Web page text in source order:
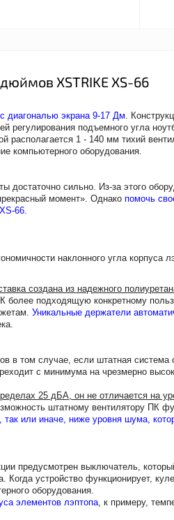
XSTRIKE XS-66
диагональю экрана 9-17 Дм.
регулирования подъемного угла
располагается 1 - 140 мм тихий
компьютерного оборудования.
достаточно сильно. Из-за этого
момент». Однако помочь
66.
наклонного угла корпуса
создана из надежного
подходящую конкретному
Уникальные держатели
в том случае, если штатная
с минимума на чрезмерно
25 дБА, он не отличается на
штатному вентилятору ПК
так или иначе, ниже уровня шума,
предусмотрен выключатель,
Когда устройство функционирует,
оборудования.
элементов лэптопа, к примеру,